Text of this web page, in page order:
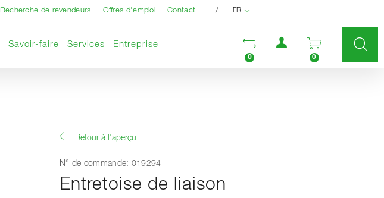
Recherche de revendeurs Offres d'emploi Contact / FR
Savoir-faire Services Entreprise Ouvrir la liste
0
Menu utilisateur
Ouvrir le
0
Retour à l'aperçu
N° de commande: 019294
Entretoise de liaison